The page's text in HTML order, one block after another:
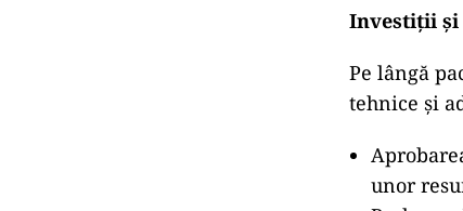
Investiții și
Pe lângă
tehnice și
unor